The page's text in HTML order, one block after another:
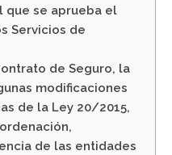
que se aprueba el
Servicios de
de Seguro, la
modificaciones
de la Ley 20/2015,
de las entidades